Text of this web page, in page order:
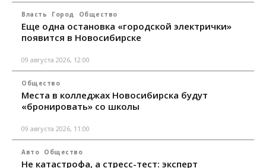
Власть Город Общество
Еще одна остановка «городской электрички»
появится в Новосибирске
09 августа 2026, 12:00
Общество
Места в колледжах Новосибирска будут
«бронировать» со школы
09 августа 2026, 11:00
Авто Общество
Не катастрофа, а стресс-тест: эксперт